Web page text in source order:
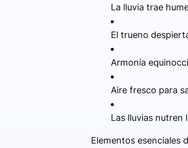
La lluvia trae
El trueno
Armonía
Aire fresco para
Las lluvias nutren
Elementos esenciales